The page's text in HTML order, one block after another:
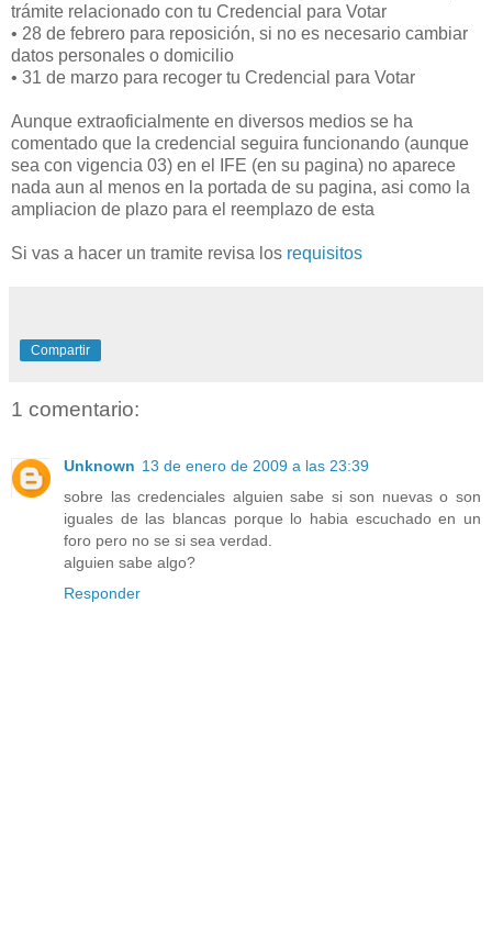
trámite relacionado con tu Credencial para Votar
• 28 de febrero para reposición, si no es necesario cambiar
datos personales o domicilio
• 31 de marzo para recoger tu Credencial para Votar
Aunque extraoficialmente en diversos medios se ha
comentado que la credencial seguira funcionando (aunque
sea con vigencia 03) en el IFE (en su pagina) no aparece
nada aun al menos en la portada de su pagina, asi como la
ampliacion de plazo para el reemplazo de esta
Si vas a hacer un tramite revisa los requisitos
Compartir
1 comentario:
Unknown 13 de enero de 2009 a las 23:39
sobre las credenciales alguien sabe si son nuevas o son
iguales de las blancas porque lo habia escuchado en un
foro pero no se si sea verdad.
alguien sabe algo?
Responder